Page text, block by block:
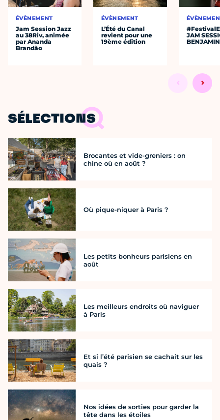
ÉVÈNEMENT
Jam Session Jazz
au 38Riv, animée
par Ananda
Brandão
ÉVÈNEMENT
L’Été du Canal
revient pour une
19ème édition
JAM
SÉLECTIONS
Brocantes et vide-greniers : on
chine où en août ?
Où pique-niquer à Paris ?
Les petits bonheurs parisiens en
août
Les meilleurs endroits où naviguer
à Paris
Et si l’été parisien se cachait sur les
quais ?
Nos idées de sorties pour garder la
tête dans les étoiles